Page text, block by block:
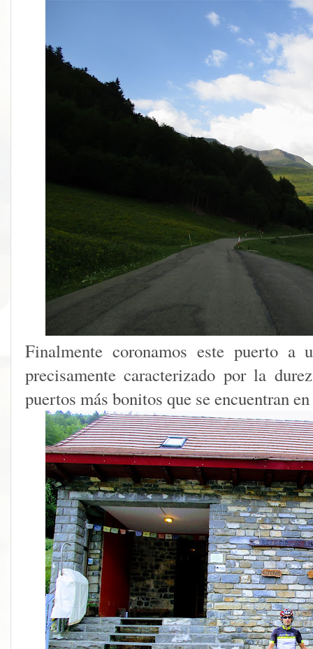
Finalmente coronamos este puerto
precisamente caracterizado por la
puertos más bonitos que se encuentran